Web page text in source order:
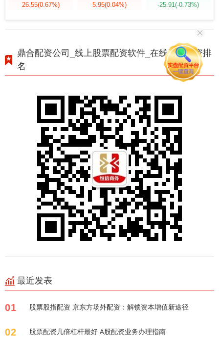
26.55(0.67%) 5.95(0.04%) -25.91(-0.73%)
鼎合配资公司_线上股票配资软件_在线股票配资排
名
最近发表
01 股票股指配资 京东方场外配资：解锁资本增值新途径
02 股票配资几倍杠杆最好 A股配资业务办理指南